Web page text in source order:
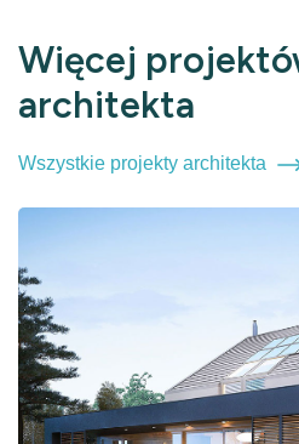
Więcej
architekta
Wszystkie projekty architekta